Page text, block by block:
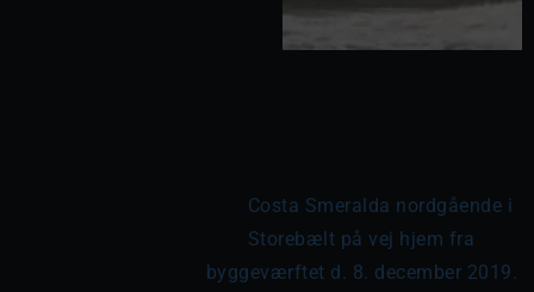
Storebælt på vej hjem fra
byggeværftet d. 8. december 2019.